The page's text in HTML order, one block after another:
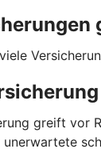
greift vor
unerwartete